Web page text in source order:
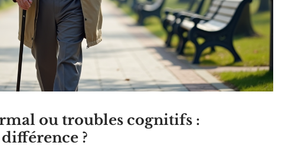
ou troubles cognitifs :
?